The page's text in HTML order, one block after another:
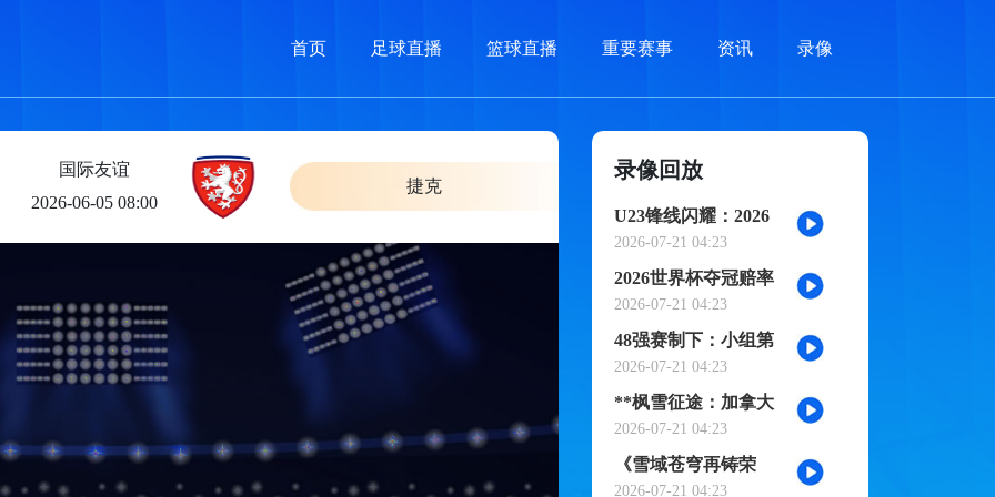
首页 足球直播 篮球直播 重要赛事 资讯 录像
国际友谊
2026-06-05 08:00
捷克
录像回放
U23锋线闪耀：2026
世界杯小组赛个人进
球全记录
2026-07-21 04:23
2026世界杯夺冠赔率
剧烈震荡：国际顶级
机构最新榜单出炉
2026-07-21 04:23
48强赛制下：小组第
三的出局线算法与晋
级门槛推演
2026-07-21 04:23
**枫雪征途：加拿大
足球的2026黎明之战
**
2026-07-21 04:23
《雪域苍穹再铸荣
光：阿根廷三冠史
2026-07-21 04:23